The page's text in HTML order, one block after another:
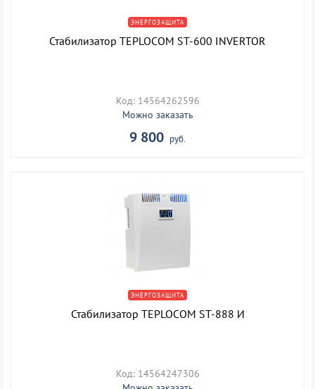
ЭНЕРГОЗАЩИТА
Стабилизатор TEPLOCOM ST-600 INVERTOR
Код: 14564262596
Можно заказать
9 800 руб.
ЭНЕРГОЗАЩИТА
Стабилизатор TEPLOCOM ST-888 И
Код: 14564247306